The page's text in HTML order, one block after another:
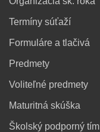
Termíny súťaží
Formuláre a tlačivá
Predmety
Voliteľné predmety
Maturitná skúška
Školský podporný tím